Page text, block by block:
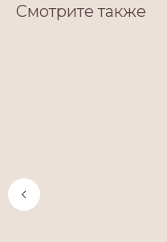
Смотрите также